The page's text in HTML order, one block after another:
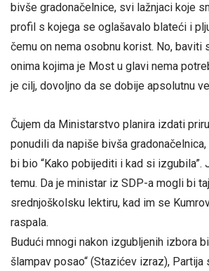
bivše gradonačelnice, svi lažnjaci koje
profil s kojega se oglašavalo blateći i
čemu on nema osobnu korist. No, baviti
onima kojima je Most u glavi nema
je cilj, dovoljno da se dobije apsolutnu
Čujem da Ministarstvo planira izdati
ponudili da napiše bivša
bi bio “Kako pobijediti i kad si izgubila”.
temu. Da je ministar iz SDP-a mogli bi
srednjoškolsku lektiru, kad im se
raspala.
Budući mnogi nakon izgubljenih izbora
šlampav posao“ (Stazićev izraz), Partija